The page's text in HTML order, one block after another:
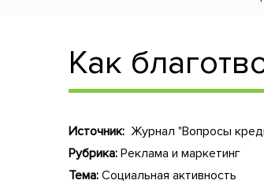
Как
Источник: Журнал "Вопросы
Рубрика: Реклама и маркетинг
Тема: Социальная активность